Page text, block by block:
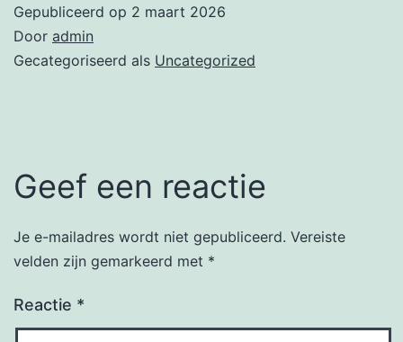
Gepubliceerd op 2 maart 2026
Door admin
Gecategoriseerd als Uncategorized
Geef een reactie
Je e-mailadres wordt niet gepubliceerd. Vereiste
velden zijn gemarkeerd met *
Reactie *